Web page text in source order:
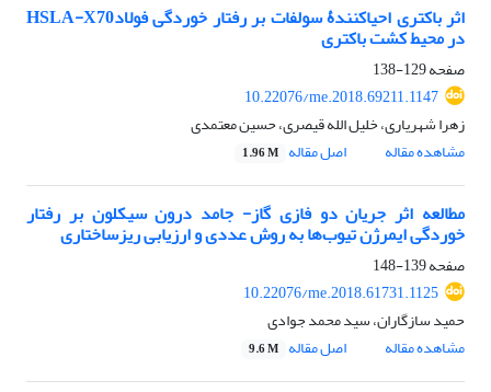
اثر باکتری‌ احیاکنندۀ سولفات بر رفتار خوردگی فولادHSLA-X70
در محیط کشت باکتری
صفحه129-138
10.22076/me.2018.69211.1147
زهرا شهریاری، خلیل الله قیصری، حسین معتمدی
مشاهده مقاله
اصل مقاله 1.96 M
مطالعه اثر جریان دو فازی گاز- جامد درون سیکلون بر رفتار
خوردگی ایمرژن تیوب‌ها به روش عددی و ارزیابی ریزساختاری
صفحه139-148
10.22076/me.2018.61731.1125
حمید سازگاران، سید محمد جوادی
مشاهده مقاله
اصل مقاله 9.6 M